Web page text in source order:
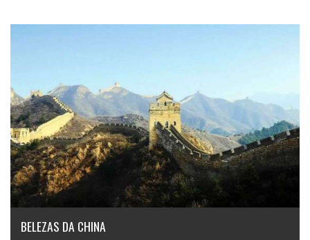
BELEZAS DA CHINA